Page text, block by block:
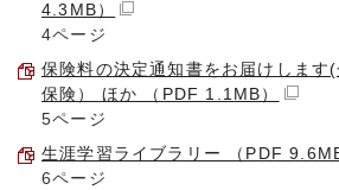
4.3MB）
4ページ
保険料の決定通知書をお届けします
保険） ほか （PDF 1.1MB）
5ページ
生涯学習ライブラリー （PDF
6ページ